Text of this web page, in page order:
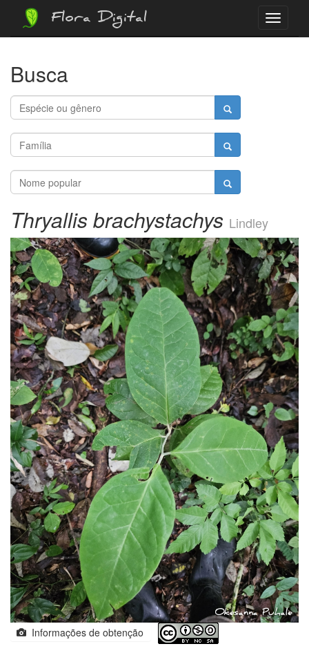
Menu
Flora Digital
Busca
Thryallis brachystachys Lindley
Informações de obtenção